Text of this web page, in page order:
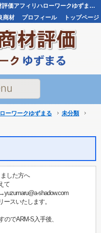
誘導の基礎その３ | 評価特典.確実に稼ぐ商材評価アフィリハローワークゆずまる評価特典.確実に稼ぐ商材評価アフィリハローワークゆずまる
トップページ
プロフィール
商材
ーワークゆずまる
未分類
した方へ
て
shadow.com
ースいたします。
でARM-S入手後、